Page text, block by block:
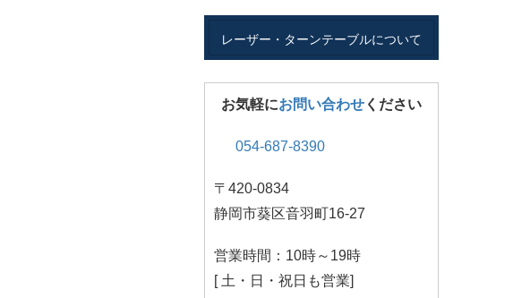
レーザー・ターンテーブルについて
お気軽にお問い合わせください
054-687-8390
〒420-0834
静岡市葵区音羽町16-27
営業時間：10時～19時
[ 土・日・祝日も営業]